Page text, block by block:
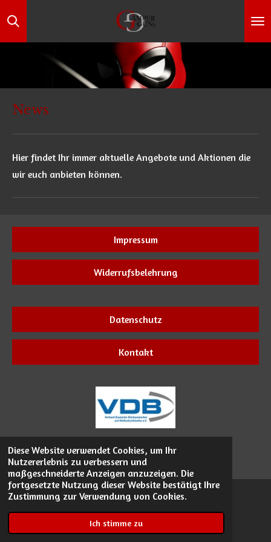
Diese Website verwendet Cookies, um Ihr
Nutzererlebnis zu verbessern und
maßgeschneiderte Anzeigen anzuzeigen. Die
fortgesetzte Nutzung dieser Website bestätigt Ihre
Zustimmung zur Verwendung von Cookies.
Ich stimme zu
Zum
Hauptinhalt
News
Hier findet Ihr immer aktuelle Angebote und Aktionen die
wir euch anbieten können.
Impressum
Widerrufsbelehrung
Datenschutz
Kontakt
© 2023 - 2026 GamperGuns
Mit Unterstützung von Webador